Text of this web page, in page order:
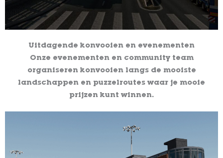
Uitdagende konvooien en evenementen
Onze evenementen en community team
organiseren konvooien langs de mooiste
landschappen en puzzelroutes waar je mooie
prijzen kunt winnen.